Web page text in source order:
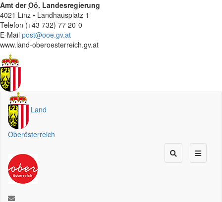
Amt derOö. Landesregierung
4021 Linz • Landhausplatz 1
Telefon (+43 732) 77 20-0
E-Mail post@ooe.gv.at
www.land-oberoesterreich.gv.at
Land
Oberösterreich